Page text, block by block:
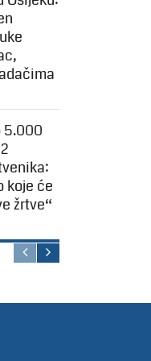
5.000
koje će
žrtve“